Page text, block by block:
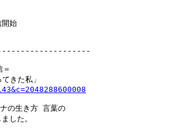
開始
の生き方 言葉の
した。